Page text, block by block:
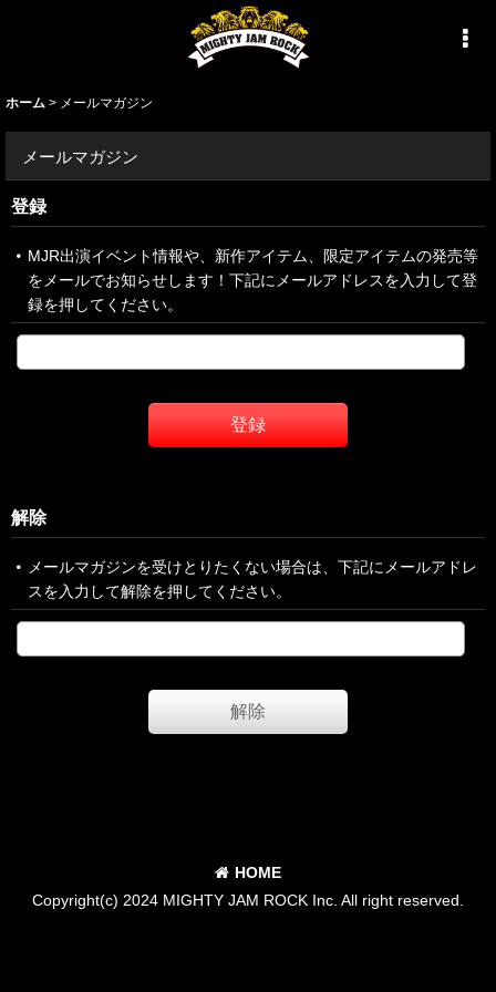
ホーム > メールマガジン
メールマガジン
登録
MJR出演イベント情報や、新作アイテム、限定アイテムの発売等
をメールでお知らせします！下記にメールアドレスを入力して登
録を押してください。
登録
解除
メールマガジンを受けとりたくない場合は、下記にメールアドレ
スを入力して解除を押してください。
解除
HOME
Copyright(c) 2024 MIGHTY JAM ROCK Inc. All right reserved.